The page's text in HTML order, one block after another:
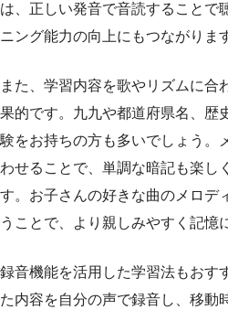
は、正しい発音で音読することで
ニング能力の向上にもつながりま
また、学習内容を歌やリズムに合
果的です。九九や都道府県名、歴
験をお持ちの方も多いでしょう。
わせることで、単調な暗記も楽し
す。お子さんの好きな曲のメロデ
うことで、より親しみやすく記憶
録音機能を活用した学習法もおす
た内容を自分の声で録音し、移動